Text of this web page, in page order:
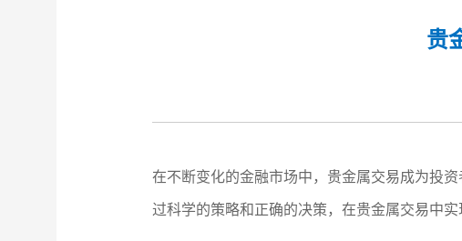
贵
在不断变化的金融市场中，贵金属交易成为投
过科学的策略和正确的决策，在贵金属交易中实